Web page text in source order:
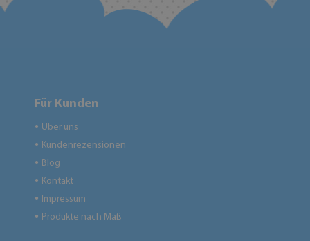
Für Kunden
● Über uns
● Kundenrezensionen
● Blog
● Kontakt
● Impressum
● Produkte nach Maß